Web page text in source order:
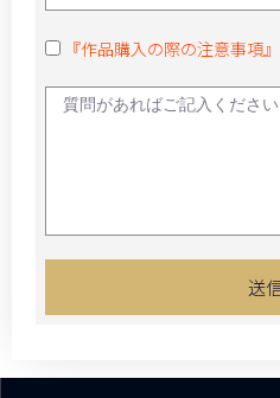
『作品購入の際の注意事項』
送